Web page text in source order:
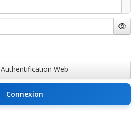
Authentification Web
Connexion